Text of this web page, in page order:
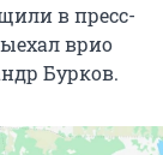
в пресс-
врио
Бурков.